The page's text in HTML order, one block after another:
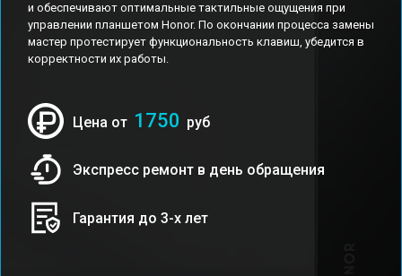
и обеспечивают оптимальные тактильные ощущения при
управлении планшетом Honor. По окончании процесса замены
мастер протестирует функциональность клавиш, убедится в
корректности их работы.
Цена от 1750 руб
Экспресс ремонт в день обращения
Гарантия до 3-х лет